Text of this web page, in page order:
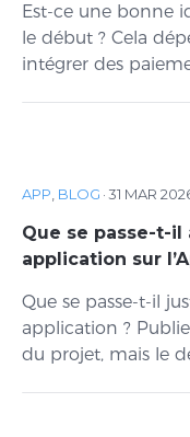
Est-ce une bonne
le début ? Cela
intégrer des
APP BLOG ·31 MAR
Que se passe-t-il
application sur
Que se passe-t-il
application ?
du projet, mais le